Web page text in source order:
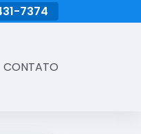
7374
CONTATO